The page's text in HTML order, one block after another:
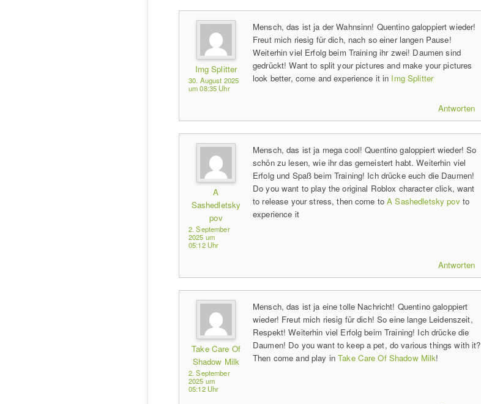
Img Splitter
30. August 2025
um 08:35 Uhr
Mensch, das ist ja der Wahnsinn! Quentino galoppiert wieder!
Freut mich riesig für dich, nach so einer langen Pause!
Weiterhin viel Erfolg beim Training ihr zwei! Daumen sind
gedrückt! Want to split your pictures and make your pictures
look better, come and experience it in Img Splitter
Antworten
A
Sashedletsky
pov
2. September
2025 um
05:12 Uhr
Mensch, das ist ja mega cool! Quentino galoppiert wieder! So
schön zu lesen, wie ihr das gemeistert habt. Weiterhin viel
Erfolg und Spaß beim Training! Ich drücke euch die Daumen!
Do you want to play the original Roblox character click, want
to release your stress, then come toA Sashedletsky pov to
experience it
Antworten
Take Care Of
Shadow Milk
2. September
2025 um
05:12 Uhr
Mensch, das ist ja eine tolle Nachricht! Quentino galoppiert
wieder! Freut mich riesig für dich! So eine lange Leidenszeit,
Respekt! Weiterhin viel Erfolg beim Training! Ich drücke die
Daumen! Do you want to keep a pet, do various things with it?
Then come and play inTake Care Of Shadow Milk!